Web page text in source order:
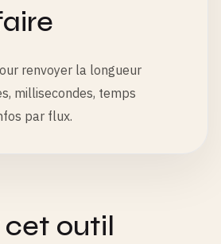
renvoyer la longueur
millisecondes, temps
par flux.
outil